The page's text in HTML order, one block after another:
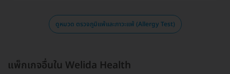
ดูหมวด ตรวจภูมิแพ้และภาวะแพ้ (Allergy Test)
แพ็กเกจอื่นใน Welida Health